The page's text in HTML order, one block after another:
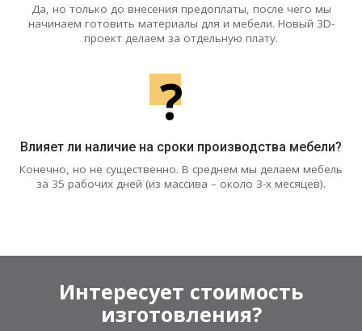
Да, но только до внесения предоплаты, после чего мы
начинаем готовить материалы для и мебели. Новый 3D-
проект делаем за отдельную плату.
?
Влияет ли наличие на сроки производства мебели?
Конечно, но не существенно. В среднем мы делаем мебель
за 35 рабочих дней (из массива – около 3-х месяцев).
Интересует стоимость
изготовления?